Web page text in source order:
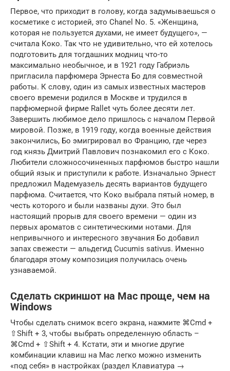
Первое, что приходит в голову, когда задумываешься о
косметике с историей, это Chanel No. 5. «Женщина,
которая не пользуется духами, не имеет будущего», —
считала Коко. Так что не удивительно, что ей хотелось
подготовить для тогдашних модниц что-то
максимально необычное, и в 1921 году Габриэль
пригласила парфюмера Эрнеста Бо для совместной
работы. К слову, один из самых известных мастеров
своего времени родился в Москве и трудился в
парфюмерной фирме Rallet чуть более десяти лет.
Завершить любимое дело пришлось с началом Первой
мировой. Позже, в 1919 году, когда военные действия
закончились, Бо эмигрировал во Францию, где через
год князь Дмитрий Павлович познакомил его с Коко.
Любители сложносочиненных парфюмов быстро нашли
общий язык и приступили к работе. Изначально Эрнест
предложил Мадемуазель десять вариантов будущего
парфюма. Считается, что Коко выбрала пятый номер, в
честь которого и были названы духи. Это был
настоящий прорыв для своего времени — один из
первых ароматов с синтетическими нотами. Для
непривычного и интересного звучания Бо добавил
запах свежести — альдегид Cucumis sativus. Именно
благодаря этому композиция получилась очень
узнаваемой.
Сделать скриншот на Mac проще, чем на
Windows
Чтобы сделать снимок всего экрана, нажмите ⌘Cmd +
⇧Shift + 3, чтобы выбрать определенную область –
⌘Cmd + ⇧Shift + 4. Кстати, эти и многие другие
комбинации клавиш на Mac легко можно изменить
«под себя» в настройках (раздел Клавиатура →